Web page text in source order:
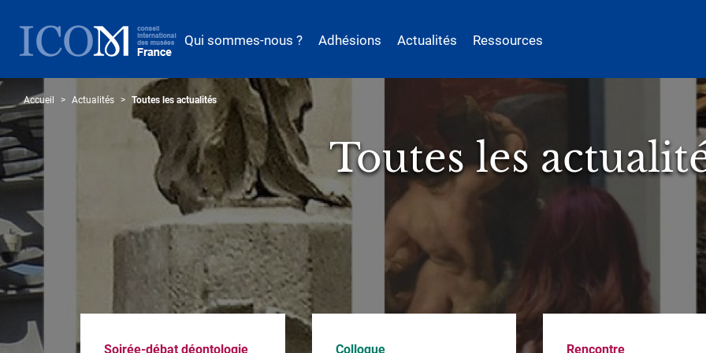
contenu
principal
Qui sommes-nous ? Adhésions Actualités Ressources
Accueil Actualités Toutes les actualités
Toutes les
Soirée-débat déontologie
Colloque
Rencontre